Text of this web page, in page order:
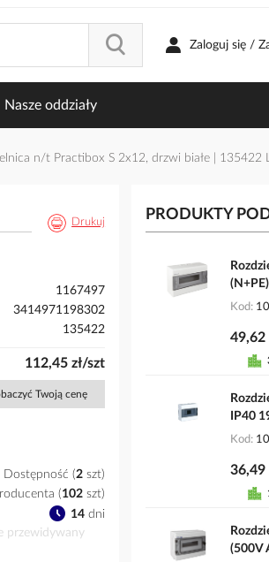
Zaloguj się /
Nasze oddziały
n/t Practibox S 2x12, drzwi białe | 135422
Drukuj
1167497
3414971198302
135422
112,45 zł/szt
Twoją cenę
Dostępność 2 szt
przewidywany
14 dni
(102 szt)
PRODUKTY
Kod
49,62
IP40
Kod
36,49
(500V